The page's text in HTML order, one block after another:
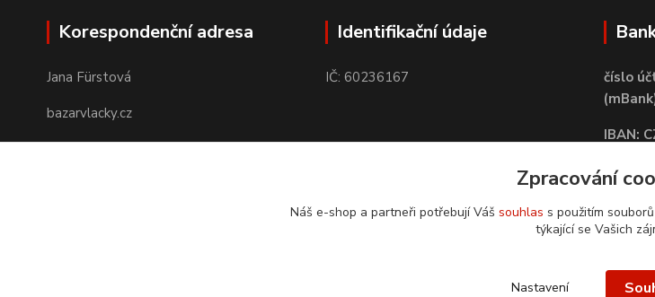
Korespondenční adresa
Jana Fürstová
bazarvlacky.cz
Identifikační údaje
IČ: 60236167
číslo
IBAN:
BIC:
Zpracování
Náš e-shop a partneři potřebují Váš souhlas s použitím
týkající se Vašich
Nastavení